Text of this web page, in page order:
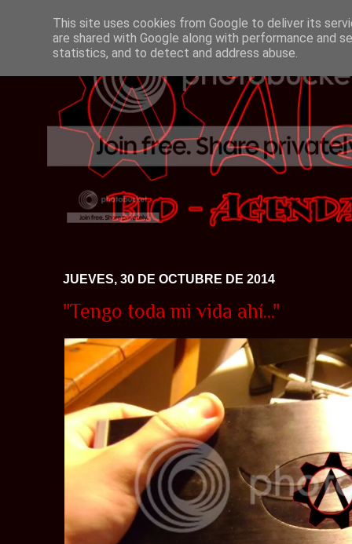
JUEVES, 30 DE OCTUBRE DE 2014
"Tengo toda mi vida ahí..."
This site uses cookies from Google to deliver its
are shared with Google along with performance and
statistics, and to detect and address abuse.